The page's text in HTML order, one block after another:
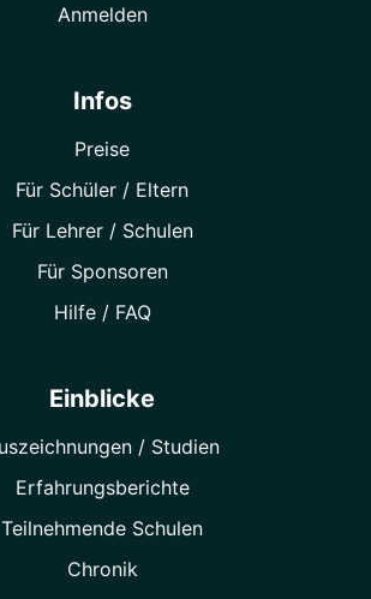
Anmelden
Infos
Preise
Für Schüler / Eltern
Für Lehrer / Schulen
Für Sponsoren
Hilfe / FAQ
Einblicke
/ Studien
Erfahrungsberichte
Teilnehmende Schulen
Chronik